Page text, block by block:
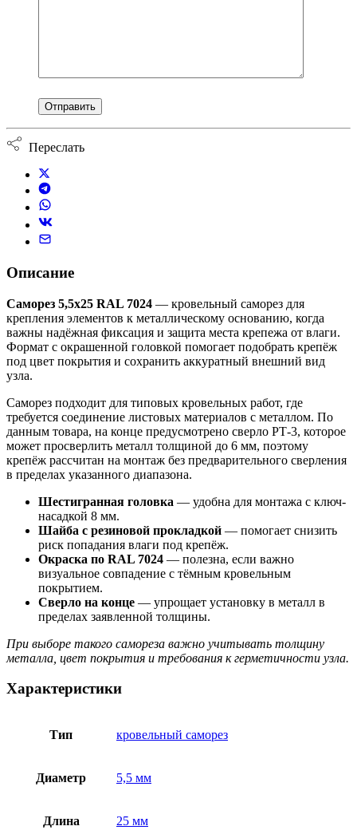
Переслать
Описание
Саморез 5,5х25 RAL 7024 — кровельный саморез для
крепления элементов к металлическому основанию, когда
важны надёжная фиксация и защита места крепежа от влаги.
Формат с окрашенной головкой помогает подобрать крепёж
под цвет покрытия и сохранить аккуратный внешний вид
узла.
Саморез подходит для типовых кровельных работ, где
требуется соединение листовых материалов с металлом. По
данным товара, на конце предусмотрено сверло РТ-3, которое
может просверлить металл толщиной до 6 мм, поэтому
крепёж рассчитан на монтаж без предварительного сверления
в пределах указанного диапазона.
Шестигранная головка — удобна для монтажа с ключ-
насадкой 8 мм.
Шайба с резиновой прокладкой — помогает снизить
риск попадания влаги под крепёж.
Окраска по RAL 7024 — полезна, если важно
визуальное совпадение с тёмным кровельным
покрытием.
Сверло на конце — упрощает установку в металл в
пределах заявленной толщины.
При выборе такого самореза важно учитывать толщину
металла, цвет покрытия и требования к герметичности узла.
Характеристики
Тип кровельный саморез
Диаметр 5,5 мм
Длина 25 мм